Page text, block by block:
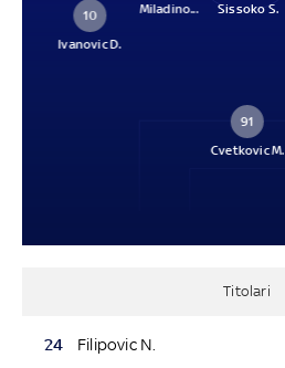
10
Ivanovic D.
Miladino...
Sissoko S.
91
Cvetkovic M.
Titolari
24 Filipovic N.